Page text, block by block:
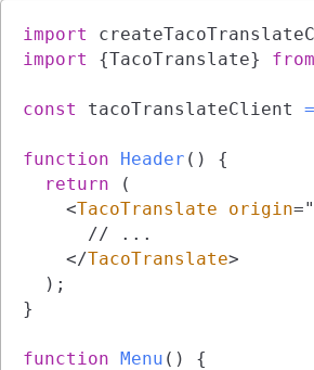
import
import
{TacoTranslate} from
const tacoTranslateClient =
function Header ( )
{
return
(
<TacoTranslate origin="
</TacoTranslate>
) ;
}
function Menu ( )
{